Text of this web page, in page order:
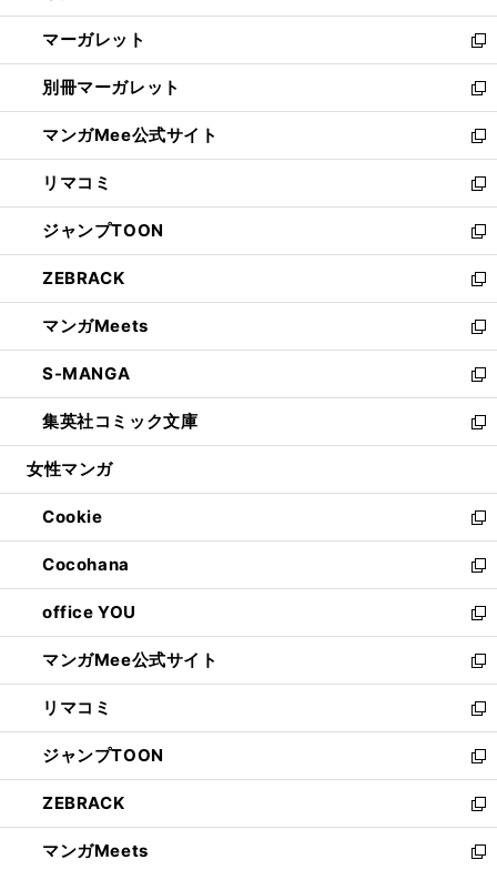
開
く
ウ
で
開
く
ン
ド
ウ
で
開
く
し
い
ウ
ィ
ン
ド
ウ
で
開
く
マーガレット
新
し
い
ウ
ィ
ン
ド
ウ
で
開
く
別冊マーガレット
新
し
い
ウ
ィ
ン
ド
ウ
で
開
く
マンガMee公式サイト
新
し
い
ウ
ィ
ン
ド
ウ
で
開
く
リマコミ
新
し
い
ウ
ィ
ン
ド
ウ
で
開
く
ジャンプTOON
新
し
い
ウ
ィ
ン
ド
ウ
で
開
ZEBRACK
新
し
い
ウ
ィ
ン
ド
ウ
開
く
マンガMeets
新
し
い
ウ
ィ
ン
ウ
で
開
く
S-MANGA
新
し
い
ウ
ン
ド
ウ
で
開
く
集英社コミック文庫
新
し
ウ
ィ
ン
ド
ウ
で
開
く
女性マンガ
Cookie
新
し
い
ウ
ィ
ン
ド
ウ
で
開
く
Cocohana
新
し
い
ウ
ィ
ン
ド
ウ
で
開
く
office YOU
新
し
い
ウ
ィ
ン
ド
ウ
で
開
く
マンガMee公式サイト
新
し
い
ウ
ィ
ン
ド
ウ
で
リマコミ
新
し
い
ウ
ィ
ン
ド
ジャンプTOON
新
し
い
ウ
ィ
ZEBRACK
新
し
い
マンガMeets
新